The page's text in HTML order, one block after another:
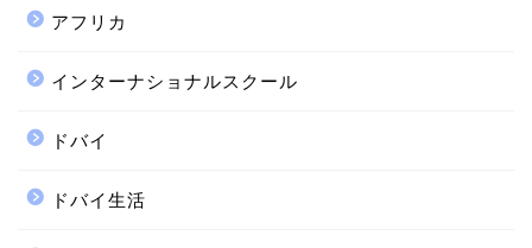
アフリカ
インターナショナルスクール
ドバイ
ドバイ生活